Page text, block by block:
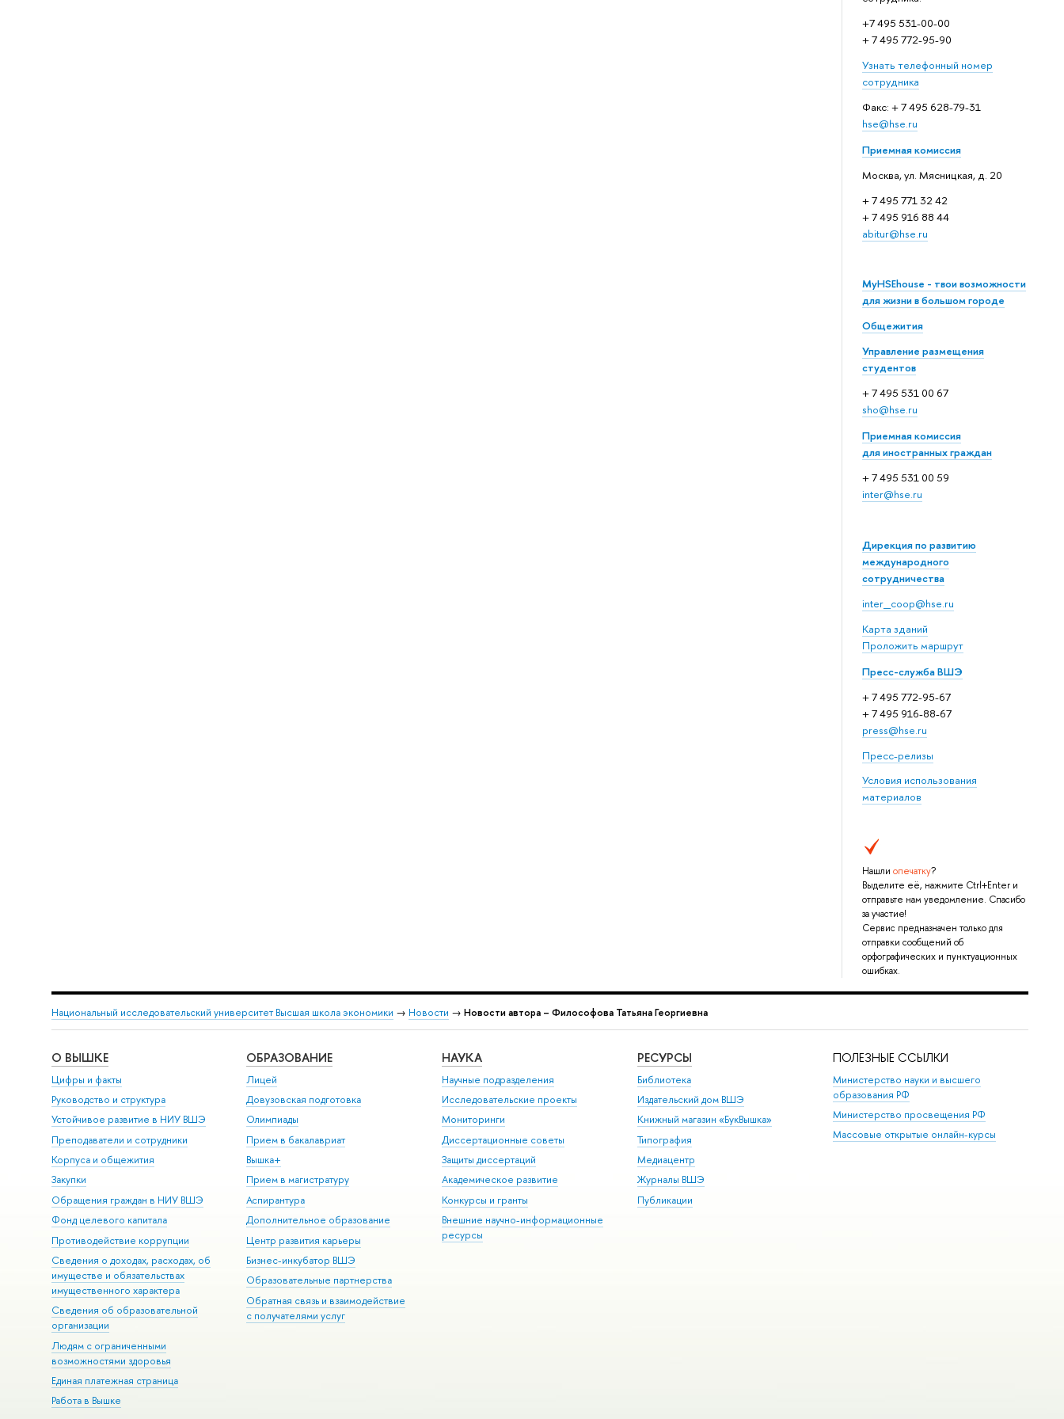
+7 495 531-00-00
+ 7 495 772-95-90
Узнать телефонный номер
сотрудника
Факс: + 7 495 628-79-31
hse@hse.ru
Приемная комиссия
Москва, ул. Мясницкая, д. 20
+ 7 495 771 32 42
+ 7 495 916 88 44
abitur@hse.ru
MyHSEhouse - твои возможности
для жизни в большом городе
Общежития
Управление размещения
студентов
+ 7 495 531 00 67
sho@hse.ru
Приемная комиссия
для иностранных граждан
+ 7 495 531 00 59
inter@hse.ru
Дирекция по развитию
международного
сотрудничества
inter_coop@hse.ru
Карта зданий
Проложить маршрут
Пресс-служба ВШЭ
+ 7 495 772-95-67
+ 7 495 916-88-67
press@hse.ru
Пресс-релизы
Условия использования
материалов
Нашли опечатку?
Выделите её, нажмите Ctrl+Enter и
отправьте нам уведомление. Спасибо
за участие!
Сервис предназначен только для
отправки сообщений об
орфографических и пунктуационных
ошибках.
Национальный исследовательский университет Высшая школа экономики → Новости → Новости автора – Философова Татьяна Георгиевна
О ВЫШКЕ
Цифры и факты
Руководство и структура
Устойчивое развитие в НИУ ВШЭ
Преподаватели и сотрудники
Корпуса и общежития
Закупки
Обращения граждан в НИУ ВШЭ
Фонд целевого капитала
Противодействие коррупции
Сведения о доходах, расходах, об
имуществе и обязательствах
имущественного характера
Сведения об образовательной
организации
Людям с ограниченными
возможностями здоровья
Единая платежная страница
Работа в Вышке
ОБРАЗОВАНИЕ
Лицей
Довузовская подготовка
Олимпиады
Прием в бакалавриат
Вышка+
Прием в магистратуру
Аспирантура
Дополнительное образование
Центр развития карьеры
Бизнес-инкубатор ВШЭ
Образовательные партнерства
Обратная связь и взаимодействие
с получателями услуг
НАУКА
Научные подразделения
Исследовательские проекты
Мониторинги
Диссертационные советы
Защиты диссертаций
Академическое развитие
Конкурсы и гранты
Внешние научно-информационные
ресурсы
РЕСУРСЫ
Библиотека
Издательский дом ВШЭ
Книжный магазин «БукВышка»
Типография
Медиацентр
Журналы ВШЭ
Публикации
ПОЛЕЗНЫЕ ССЫЛКИ
Министерство науки и высшего
образования РФ
Министерство просвещения РФ
Массовые открытые онлайн-курсы